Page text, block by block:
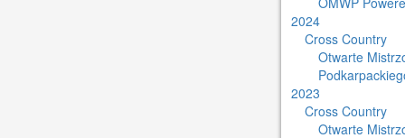
2024
Cross Country
Otwarte
2023
Cross Country
Otwarte